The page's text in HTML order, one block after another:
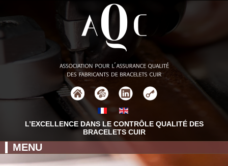
L’EXCELLENCE DANS LE CONTRÔLE QUALITÉ DES
BRACELETS CUIR
MENU